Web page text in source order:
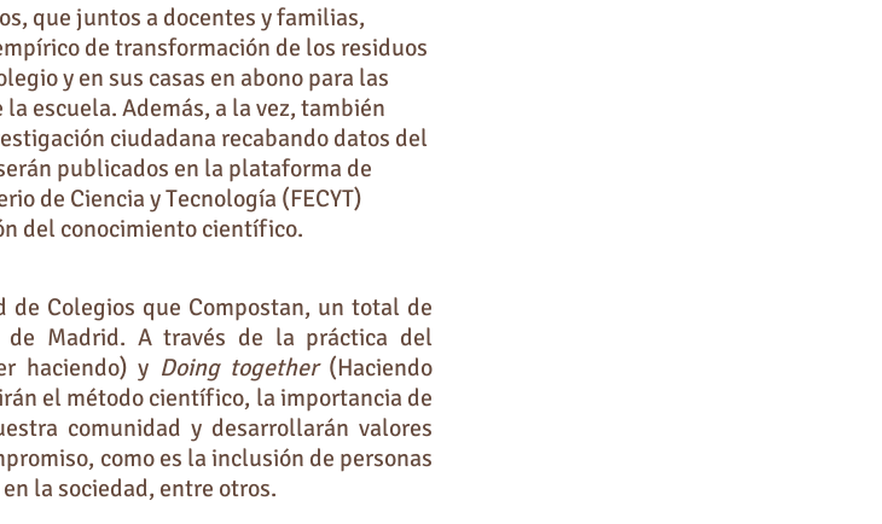
que juntos a docentes y familias,
de transformación de los residuos
y en sus casas en abono para las
escuela. Además, a la vez, también
ciudadana recabando datos del
publicados en la plataforma de
de Ciencia y Tecnología (FECYT)
del conocimiento científico.
de Colegios que Compostan, un total de
de Madrid. A través de la práctica del
haciendo) y Doing together(Haciendo
el método científico, la importancia de
comunidad y desarrollarán valores
como es la inclusión de personas
la sociedad, entre otros.